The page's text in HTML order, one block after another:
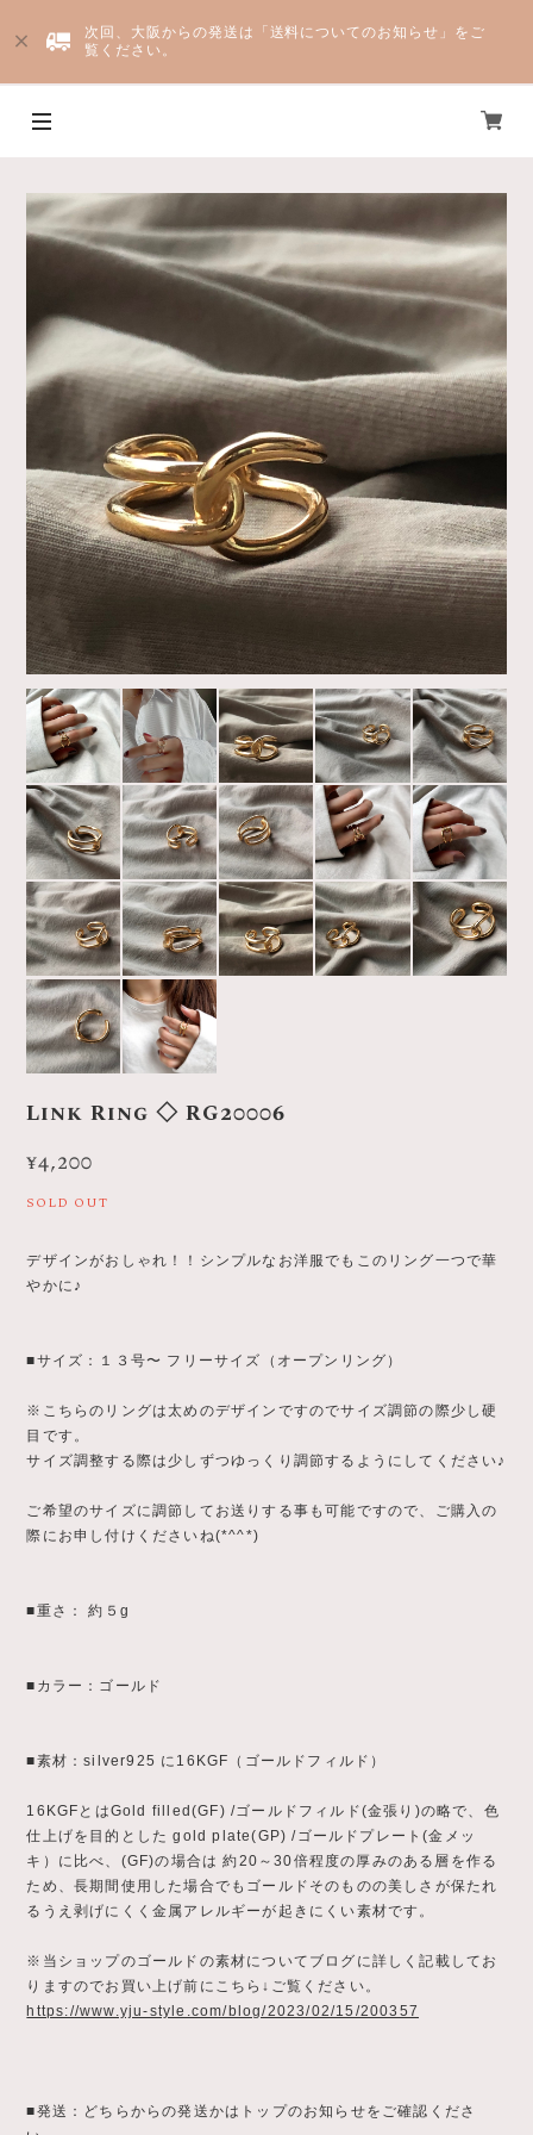
次回、大阪からの発送は「送料についてのお知らせ」をご
覧ください。
Link Ring ◇ RG20006
¥4,200
SOLD OUT
デザインがおしゃれ！！シンプルなお洋服でもこのリング一つで華
やかに♪
■サイズ：１３号〜 フリーサイズ（オープンリング）
※こちらのリングは太めのデザインですのでサイズ調節の際少し硬
目です。
サイズ調整する際は少しずつゆっくり調節するようにしてください♪
ご希望のサイズに調節してお送りする事も可能ですので、ご購入の
際にお申し付けくださいね(*^^*)
■重さ： 約５g
■カラー：ゴールド
■素材：silver925 に16KGF（ゴールドフィルド）
16KGFとはGold filled(GF) /ゴールドフィルド(金張り)の略で、色
仕上げを目的とした gold plate(GP) /ゴールドプレート(金メッ
キ）に比べ、(GF)の場合は 約20～30倍程度の厚みのある層を作る
ため、長期間使用した場合でもゴールドそのものの美しさが保たれ
るうえ剥げにくく金属アレルギーが起きにくい素材です。
※当ショップのゴールドの素材についてブログに詳しく記載してお
りますのでお買い上げ前にこちら↓ご覧ください。
https://www.yju-style.com/blog/2023/02/15/200357
■発送：どちらからの発送かはトップのお知らせをご確認くださ